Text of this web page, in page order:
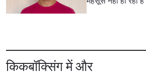
किकबॉक्सिंग में और